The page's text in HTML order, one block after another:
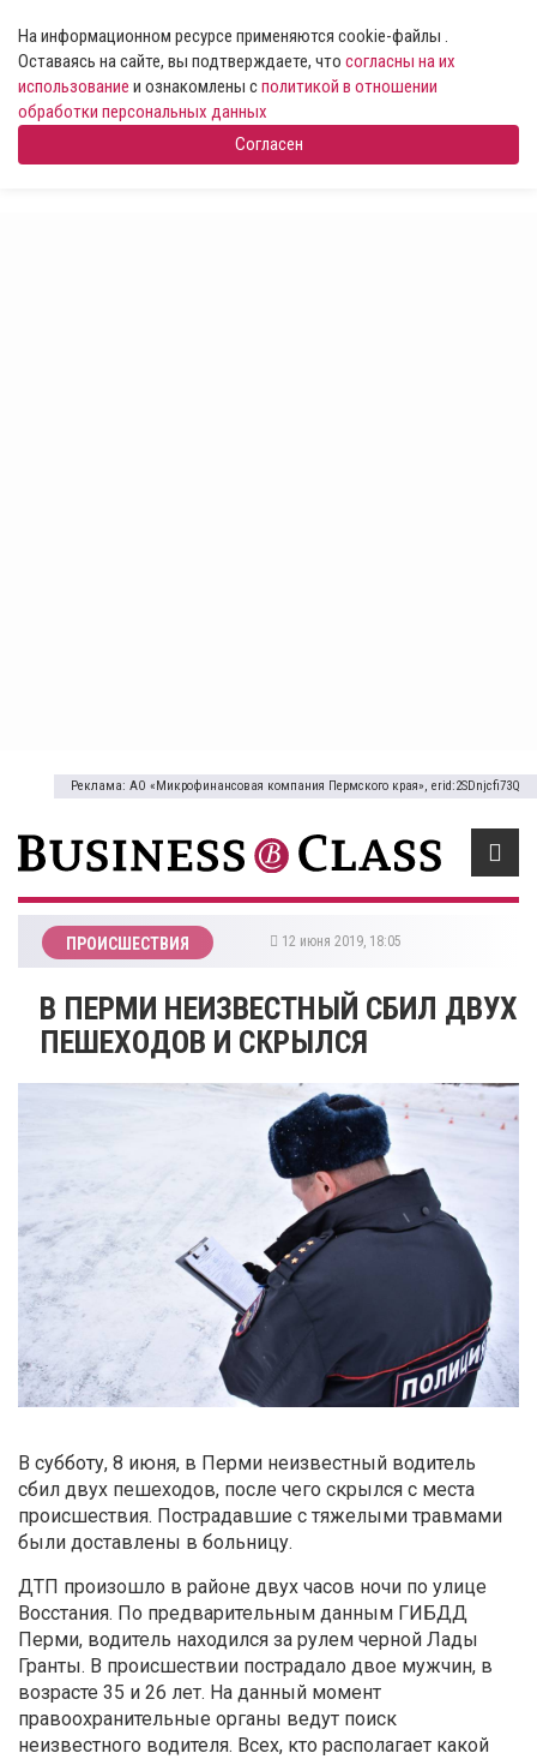
На информационном ресурсе применяются cookie-файлы .
Оставаясь на сайте, вы подтверждаете, что согласны на их
использование и ознакомлены сполитикой в отношении
обработки персональных данных
Согласен
Реклама: АО «Микрофинансовая компания Пермского края», erid:2SDnjcfi73Q
ПРОИСШЕСТВИЯ 12 июня 2019, 18:05
В ПЕРМИ НЕИЗВЕСТНЫЙ СБИЛ ДВУХ
ПЕШЕХОДОВ И СКРЫЛСЯ
В субботу, 8 июня, в Перми неизвестный водитель
сбил двух пешеходов, после чего скрылся с места
происшествия. Пострадавшие с тяжелыми травмами
были доставлены в больницу.
ДТП произошло в районе двух часов ночи по улице
Восстания. По предварительным данным ГИБДД
Перми, водитель находился за рулем черной Лады
Гранты. В происшествии пострадало двое мужчин, в
возрасте 35 и 26 лет. На данный момент
правоохранительные органы ведут поиск
неизвестного водителя. Всех, кто располагает какой